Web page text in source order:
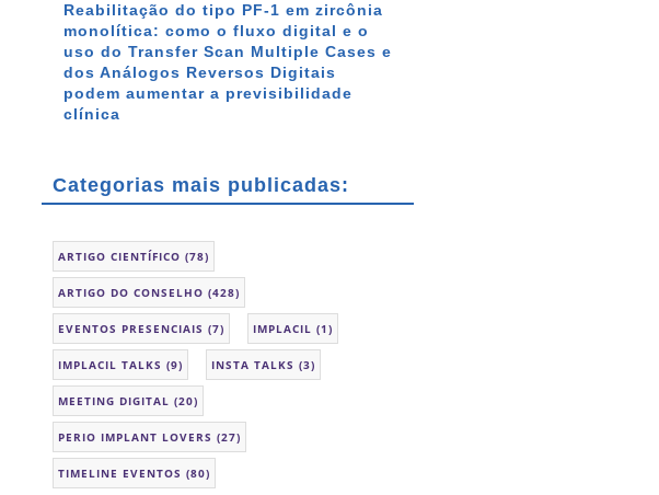
Reabilitação do tipo PF-1 em zircônia
monolítica: como o fluxo digital e o
uso do Transfer Scan Multiple Cases e
dos Análogos Reversos Digitais
podem aumentar a previsibilidade
clínica
Categorias mais publicadas:
ARTIGO CIENTÍFICO (78)
ARTIGO DO CONSELHO (428)
EVENTOS PRESENCIAIS (7) IMPLACIL (1)
IMPLACIL TALKS (9) INSTA TALKS (3)
MEETING DIGITAL (20)
PERIO IMPLANT LOVERS (27)
TIMELINE EVENTOS (80)